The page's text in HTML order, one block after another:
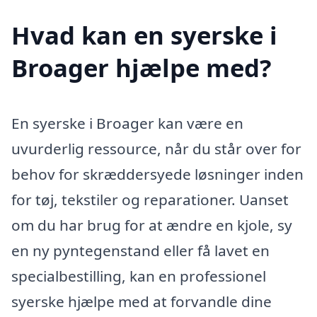
Hvad kan en syerske i
Broager hjælpe med?
En syerske i Broager kan være en
uvurderlig ressource, når du står over for
behov for skræddersyede løsninger inden
for tøj, tekstiler og reparationer. Uanset
om du har brug for at ændre en kjole, sy
en ny pyntegenstand eller få lavet en
specialbestilling, kan en professionel
syerske hjælpe med at forvandle dine